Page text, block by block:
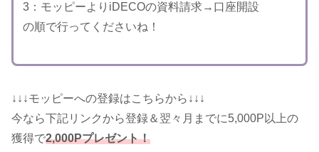
3：モッピーよりiDECOの資料請求→口座開設
の順で行ってくださいね！
↓↓↓モッピーへの登録はこちらから↓↓↓
今なら下記リンクから登録＆翌々月までに5,000P以上の
獲得で2,000Pプレゼント！